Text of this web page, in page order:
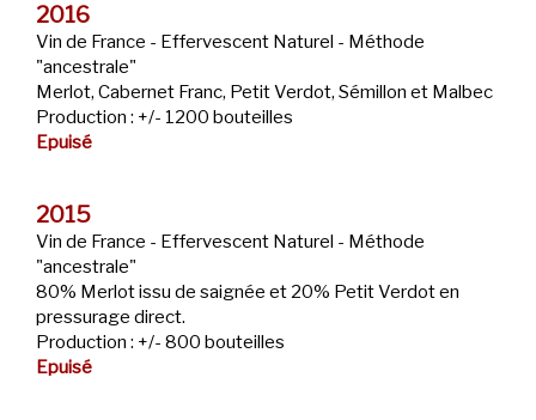
2016
Vin de France - Effervescent Naturel - Méthode
"ancestrale"
Merlot, Cabernet Franc, Petit Verdot, Sémillon et Malbec
Production : +/- 1200 bouteilles
Epuisé
2015
Vin de France - Effervescent Naturel - Méthode
"ancestrale"
80% Merlot issu de saignée et 20% Petit Verdot en
pressurage direct.
Production : +/- 800 bouteilles
Epuisé